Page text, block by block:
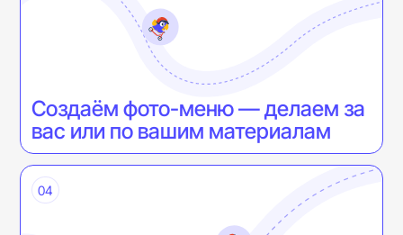
Создаём фото-меню — делаем за
вас или по вашим материалам
04